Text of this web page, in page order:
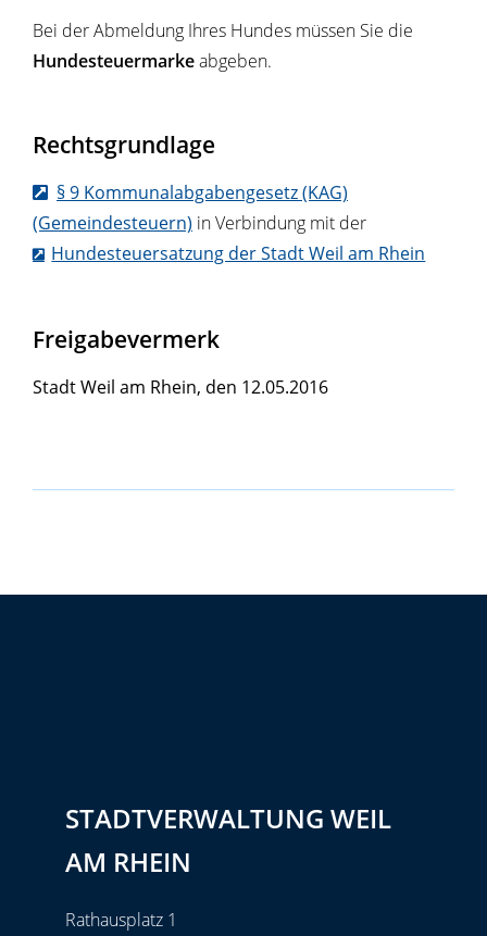
Bei der Abmeldung Ihres Hundes müssen Sie die
Hundesteuermarkeabgeben.
Rechtsgrundlage
§ 9 Kommunalabgabengesetz (KAG)
(Gemeindesteuern) in Verbindung mit der
Hundesteuersatzung der Stadt Weil am Rhein
Freigabevermerk
Stadt Weil am Rhein, den 12.05.2016
STADTVERWALTUNG WEIL
AM RHEIN
Rathausplatz 1